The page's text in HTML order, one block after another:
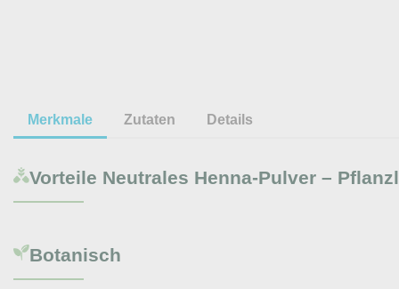
Merkmale Zutaten Details
Vorteile Neutrales Henna-Pulver –
Botanisch